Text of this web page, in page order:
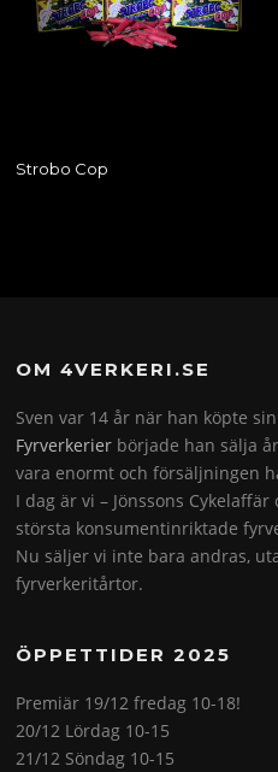
Strobo Cop
OM 4VERKERI.SE
Sven var 14 år när han köpte
Fyrverkerier började han sälja
vara enormt och försäljningen
I dag är vi – Jönssons
största konsumentinriktade
Nu säljer vi inte bara andras,
fyrverkeritårtor.
ÖPPETTIDER 2025
Premiär 19/12 fredag 10-18!
20/12 Lördag 10-15
21/12 Söndag 10-15